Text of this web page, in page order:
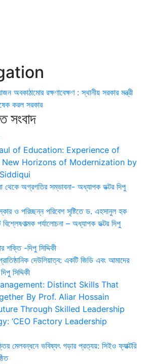
অবকাঠামোর রক্ষণাবেক্ষণ : স্থানীয় সরকার মন্ত্রী
করল সরকার
সংবাদ
of Education: Experience of
New Horizons of Modernization by
থেকে অগ্রগতির সম্ভাবনা- অধ্যাপক ডক্টর দিপু
ও পরিচ্ছন্ন পরিবেশ সৃষ্টিতে ড. এহসানুল হক
পর্যালোচনা – অধ্যাপক ডক্টর দিপু
শক্তি -দিপু সিদ্দিকী
দেউলিয়াত্ব: একটি জিডি এবং আমাদের
সিদ্দিকী
Distinct Skills That
By Prof. Aliar Hossain
Through Skilled Leadership
‘CEO Factory Leadership
মেলবন্ধনে ভবিষ্যৎ গড়ার প্রত্যয়: সিইও ফ্যাক্টরি